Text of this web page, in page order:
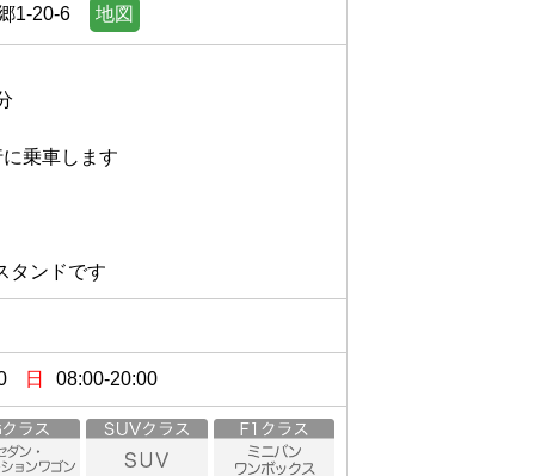
1-20-6 地図
乗車します
日 08:00-20:00